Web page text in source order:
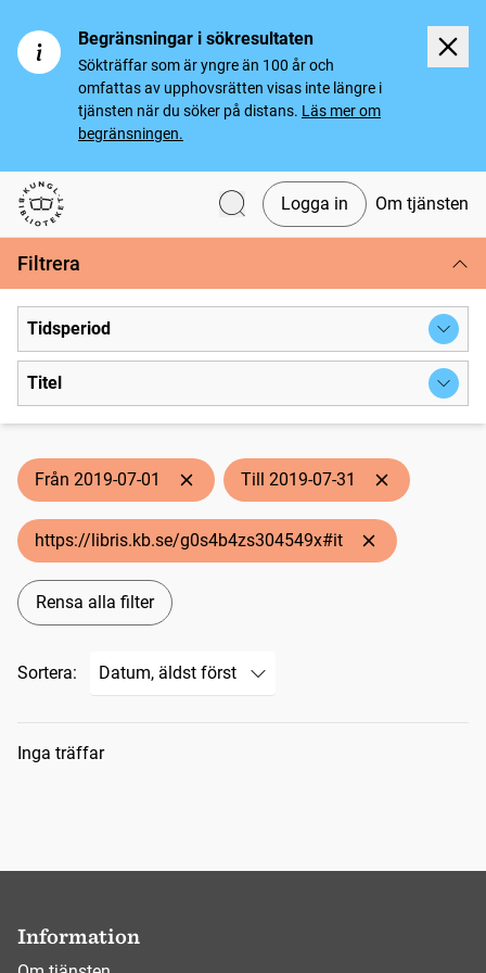
Begränsningar i sökresultaten
Sökträffar som är yngre än 100 år och
omfattas av upphovsrätten visas inte längre i
tjänsten när du söker på distans. Läs mer om
begränsningen.
Svenska tidningar
Logga in Om tjänsten
Filtrera
Tidsperiod
Titel
Från 2019-07-01 Till 2019-07-31
https://libris.kb.se/g0s4b4zs304549x#it
Rensa alla filter
Sortera:
Sökresultat
Inga träffar
Information